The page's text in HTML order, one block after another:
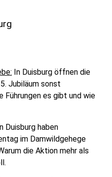
In Duisburg öffnen die
Jubiläum sonst
Führungen es gibt und wie
Duisburg haben
im Damwildgehege
die Aktion mehr als